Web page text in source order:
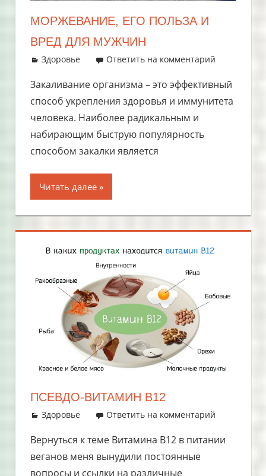
МОРЖЕВАНИЕ, ЕГО ПОЛЬЗА И
ВРЕД ДЛЯ МУЖЧИН
16.07.2018
admin
Здоровье Ответить на комментарий
Закаливание организма – это эффективный
способ укрепления здоровья и иммунитета
человека. Наиболее радикальным и
набирающим быструю популярность
способом закалки является
Читать далее
ПСЕВДО-ВИТАМИН В12
07.07.2018
admin
Здоровье Ответить на комментарий
Вернуться к теме Витамина В12 в питании
веганов меня вынудили постоянные
вопросы и ссылки на различные